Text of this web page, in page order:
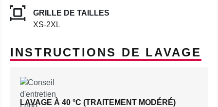
GRILLE DE TAILLES
XS-2XL
INSTRUCTIONS DE LAVAGE
LAVAGE À 40 °C (TRAITEMENT MODÉRÉ)